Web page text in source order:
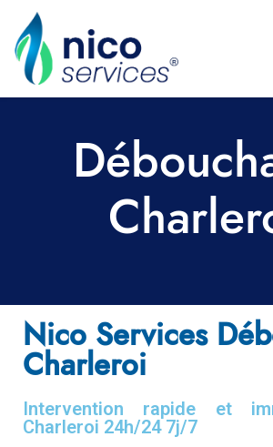
Nico Services
Charleroi
Intervention rapide et
Charleroi 24h/24 7j/7